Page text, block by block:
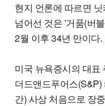
현지 언론에 따르면
넘어선 것은 '거품(버
2월 이후 34년 만이다.
미국 뉴욕증시의 대표
더드앤드푸어스
간) 사상 처음으로 장